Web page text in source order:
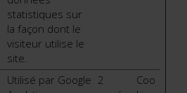
statistiques sur
la façon dont le
visiteur utilise le
site.
Utilisé par Google 2
Coo